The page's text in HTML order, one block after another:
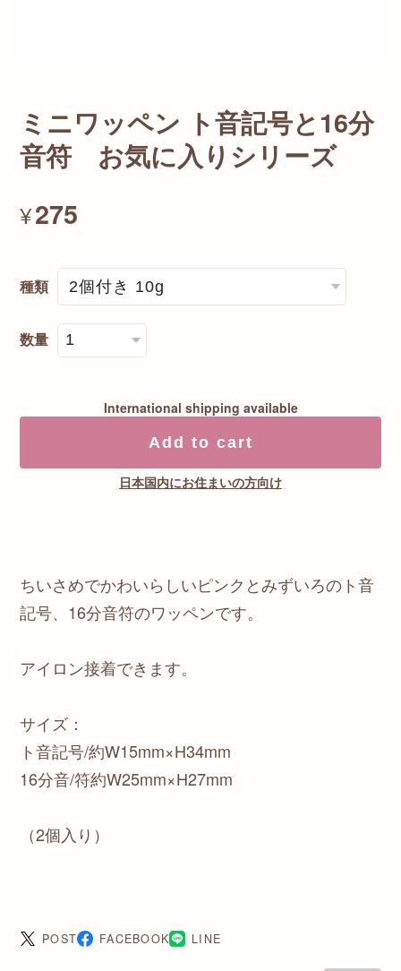
ミニワッペン ト音記号と16分
音符 お気に入りシリーズ
¥275
種類
数量
International shipping available
Add to cart
日本国内にお住まいの方向け
ちいさめでかわいらしいピンクとみずいろのト音
記号、16分音符のワッペンです。
アイロン接着できます。
サイズ：
ト音記号/約W15mm×H34mm
16分音/符約W25mm×H27mm
（2個入り）
POST FACEBOOK LINE